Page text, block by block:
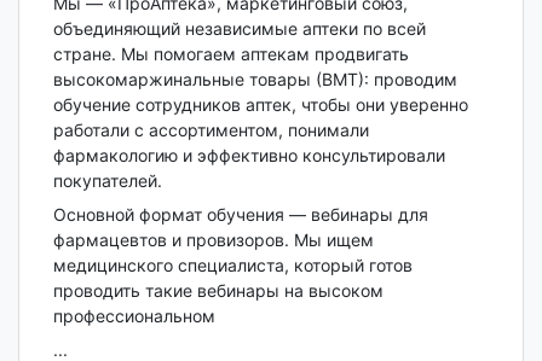
объединяющий независимые аптеки по всей
стране. Мы помогаем аптекам продвигать
высокомаржинальные товары (ВМТ): проводим
обучение сотрудников аптек, чтобы они уверенно
работали с ассортиментом, понимали
фармакологию и эффективно консультировали
покупателей.
Основной формат обучения — вебинары для
фармацевтов и провизоров. Мы ищем
медицинского специалиста, который готов
проводить такие вебинары на высоком
профессиональном
...